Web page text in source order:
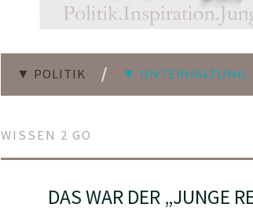
▼ POLITIK ▼ UNTERHALTUNG
WISSEN 2 GO
DAS WAR DER „JUNGE